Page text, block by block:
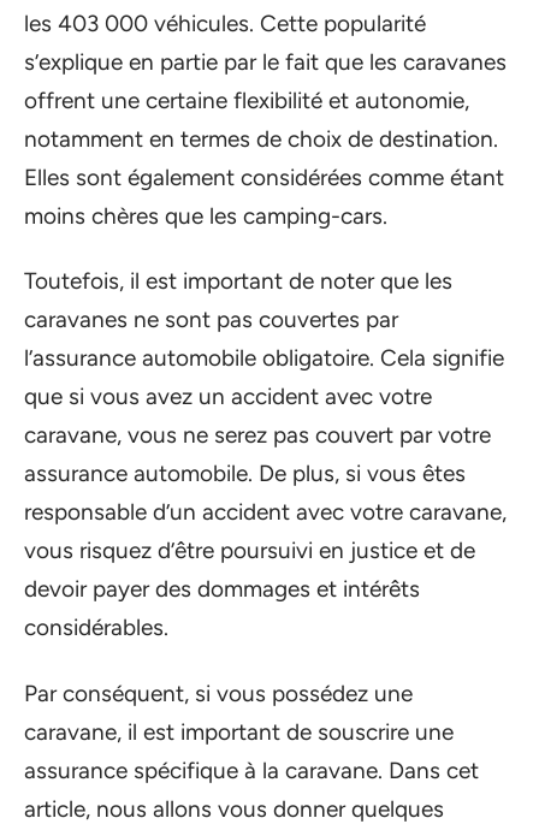
les 403 000 véhicules. Cette popularité
s’explique en partie par le fait que les caravanes
offrent une certaine flexibilité et autonomie,
notamment en termes de choix de destination.
Elles sont également considérées comme étant
moins chères que les camping-cars.
Toutefois, il est important de noter que les
caravanes ne sont pas couvertes par
l’assurance automobile obligatoire. Cela signifie
que si vous avez un accident avec votre
caravane, vous ne serez pas couvert par votre
assurance automobile. De plus, si vous êtes
responsable d’un accident avec votre caravane,
vous risquez d’être poursuivi en justice et de
devoir payer des dommages et intérêts
considérables.
Par conséquent, si vous possédez une
caravane, il est important de souscrire une
assurance spécifique à la caravane. Dans cet
article, nous allons vous donner quelques